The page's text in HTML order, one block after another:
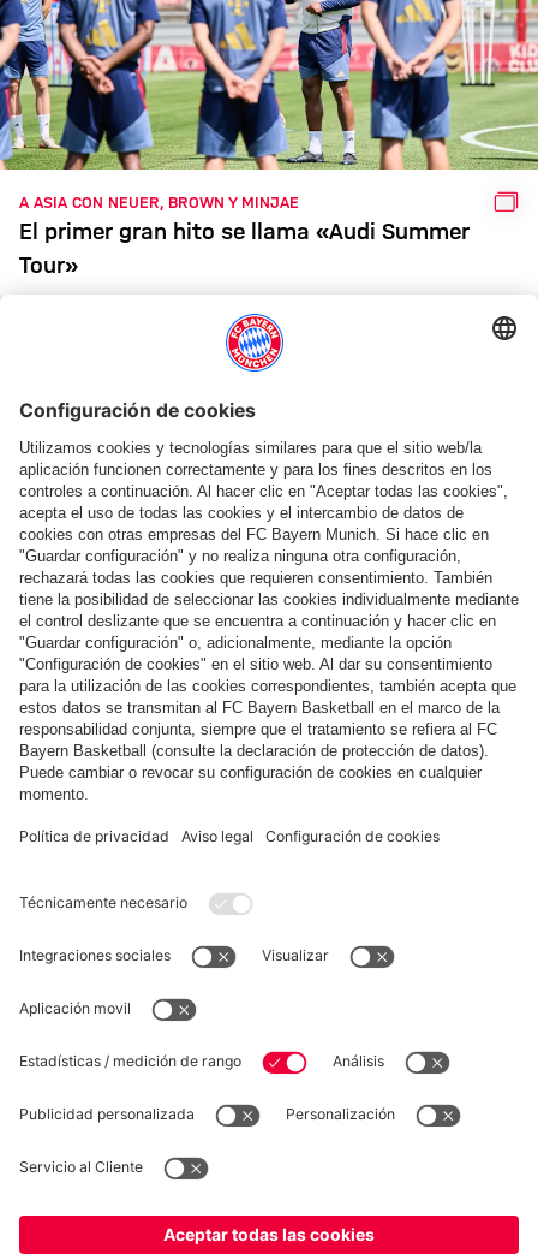
A ASIA CON NEUER, BROWN Y MINJAE
El primer gran hito se llama «Audi Summer
Tour»
SELECCIÓN DE LA BUNDESLIGA 2025/26
Olise y Kompany premiados por la VDV: ocho
futbolistas del FCB entre los once mejores
Mostrar más contenido
COLABORADOR